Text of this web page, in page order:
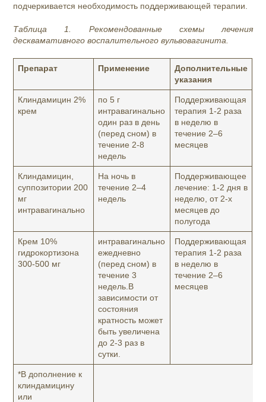
подчеркивается необходимость поддерживающей терапии.
Таблица 1. Рекомендованные схемы лечения
десквамативного воспалительного вульвовагинита.
Препарат Применение
Дополнительные
указания
Клиндамицин 2%
крем
по 5 г
интравагинально
один раз в день
(перед сном) в
течение 2-8
недель
Поддерживающая
терапия 1-2 раза
в неделю в
течение 2–6
месяцев
Клиндамицин,
суппозитории 200
мг
интравагинально
На ночь в
течение 2–4
недель
Поддерживающее
лечение: 1-2 дня в
неделю, от 2-х
месяцев до
полугода
Крем 10%
гидрокортизона
300-500 мг
интравагинально
ежедневно
(перед сном) в
течение 3
недель.В
зависимости от
состояния
кратность может
быть увеличена
до 2-3 раз в
сутки.
Поддерживающая
терапия 1-2 раза
в неделю в
течение 2–6
месяцев
*В дополнение к
клиндамицину
или